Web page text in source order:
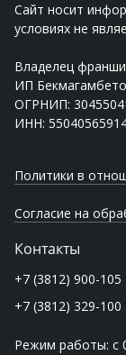
Сайт носит
условиях не
Владелец
ИП
ОГРНИП:
ИНН:
Политики в
Согласие на
Контакты
+7 (3812) 900-105
+7 (3812) 329-100
Режим работы: с